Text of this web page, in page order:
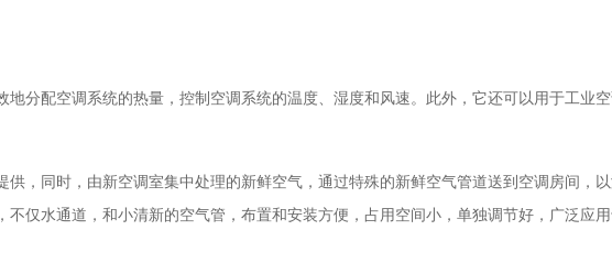
分配空调系统的热量，控制空调系统的温度、湿度和风速。此外，它还可以用于工业
，同时，由新空调室集中处理的新鲜空气，通过特殊的新鲜空气管道送到空调房间，以
仅水通道，和小清新的空气管，布置和安装方便，占用空间小，单独调节好，广泛应